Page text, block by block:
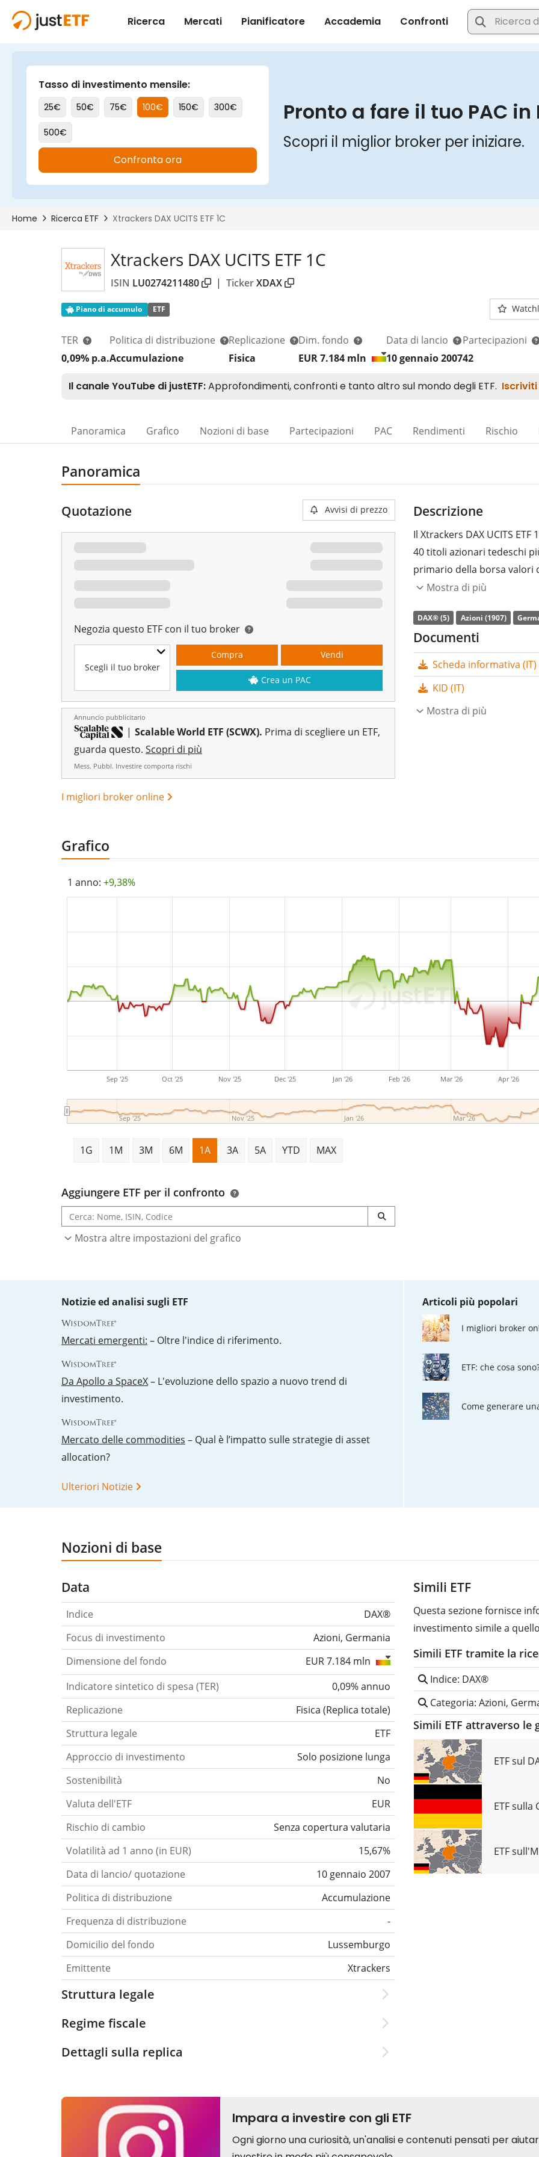
Xtrackers DAX UCITS ETF 1C
ISIN LU0274211480 | TickerXDAX
Piano di accumulo ETF
TER
0,09% p.a.
Politica di distribuzione
Accumulazione
Replicazione
Fisica
Dim. fondo
EUR 7.184 mln
Data di lancio
10 gennaio 2007
Partecipazioni
42
Panoramica Grafico Nozioni di base Partecipazioni PAC Rendimenti Rischio
Panoramica
Quotazione Avvisi di prezzo
Negozia questo ETF con il tuo broker
Scegli il tuo broker
Compra Vendi
Crea un PAC
Annuncio pubblicitario
| Scalable World ETF (SCWX). Prima di scegliere un ETF,
guarda questo. Scopri di più
Mess. Pubbl. Investire comporta rischi
I migliori broker online
Descrizione
Il Xtrackers DAX UCITS
40 titoli azionari tedeschi
primario della borsa valori
spesa
Xtrackers DAX UCITS ETF
DAX®. L’ETF replica la
dell'ETF sonoaccumulatie
L’ETF Xtrackers DAX
unpatrimonio gestito pari
Mostra di più
DAX® (5) Azioni (1907)
Documenti
Scheda informativa (IT)
KID (IT)
Mostra di più
Grafico
1 anno: +9,38%
Sep '25 Oct '25 Nov '25 Dec '25 Jan '26 Feb '26 Mar '26 Apr '26
Sep '25 Nov '25 Jan '26 Mar '26
1G 1M 3M 6M 1A 3A 5A YTD MAX
Aggiungere ETF per il confronto
Mostra altre impostazioni del grafico
Notizie ed analisi sugli ETF
Mercati emergenti: – Oltre l'indice di riferimento.
Da Apollo a SpaceX– L'evoluzione dello spazio a nuovo trend di
investimento.
Mercato delle commodities – Qual è l’impatto sulle strategie di asset
allocation?
Ulteriori Notizie
Articoli più popolari
I migliori broker
ETF: che cosa
Come generare
Nozioni di base
Data
Indice
DAX®
Focus di investimento
Azioni, Germania
Dimensione del fondo
EUR 7.184 mln
Indicatore sintetico di spesa (TER)
0,09% annuo
Replicazione
Fisica (Replica totale)
Struttura legale
ETF
Approccio di investimento
Solo posizione lunga
Sostenibilità
No
Valuta dell'ETF
EUR
Rischio di cambio
Senza copertura valutaria
Volatilità ad 1 anno (in EUR)
15,67%
Data di lancio/ quotazione
10 gennaio 2007
Politica di distribuzione
Accumulazione
Frequenza di distribuzione
-
Domicilio del fondo
Lussemburgo
Emittente
Xtrackers
Struttura legale
Regime fiscale
Dettagli sulla replica
Simili ETF
Questa sezione fornisce
investimento simile a quello
Simili ETF tramite la
Indice: DAX®
Categoria: Azioni,
Simili ETF attraverso le
ETF sul
ETF
ETF